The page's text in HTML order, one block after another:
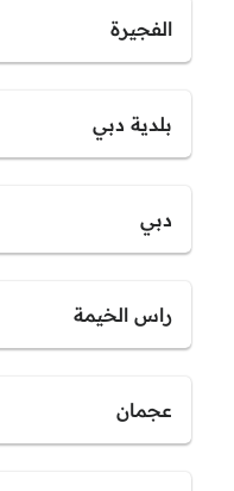
الفجيرة
بلدية دبي
دبي
راس الخيمة
عجمان